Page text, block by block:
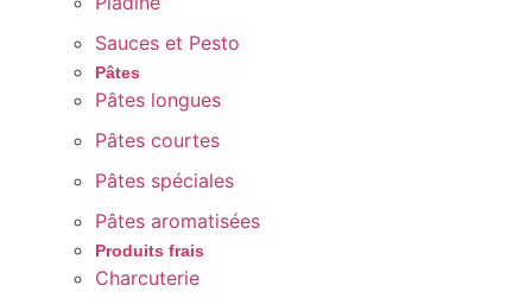
Sauces et Pesto
Pâtes
Pâtes longues
Pâtes courtes
Pâtes spéciales
Pâtes aromatisées
Produits frais
Charcuterie